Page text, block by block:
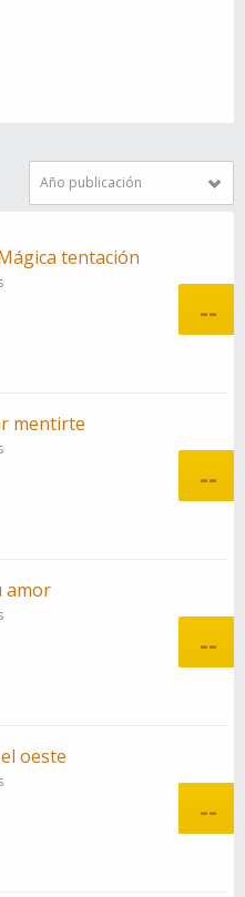
Año publicación
tentación
--
mentirte
--
amor
--
oeste
--